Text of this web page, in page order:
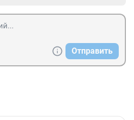
Отправить